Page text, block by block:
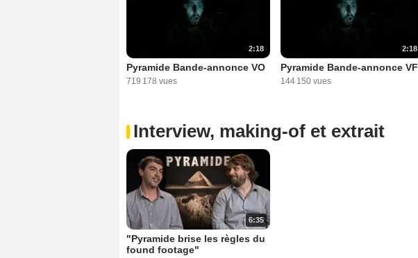
2:18
Pyramide Bande-annonce VO
719 178 vues
2:18
Pyramide Bande-annonce VF
144 150 vues
Interview, making-of et extrait
6:35
"Pyramide brise les règles du
found footage"